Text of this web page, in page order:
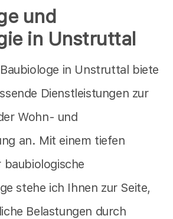
und
in Unstruttal
in Unstruttal biete
Dienstleistungen zur
Wohn- und
an. Mit einem tiefen
stehe ich Ihnen zur Seite,
Belastungen durch